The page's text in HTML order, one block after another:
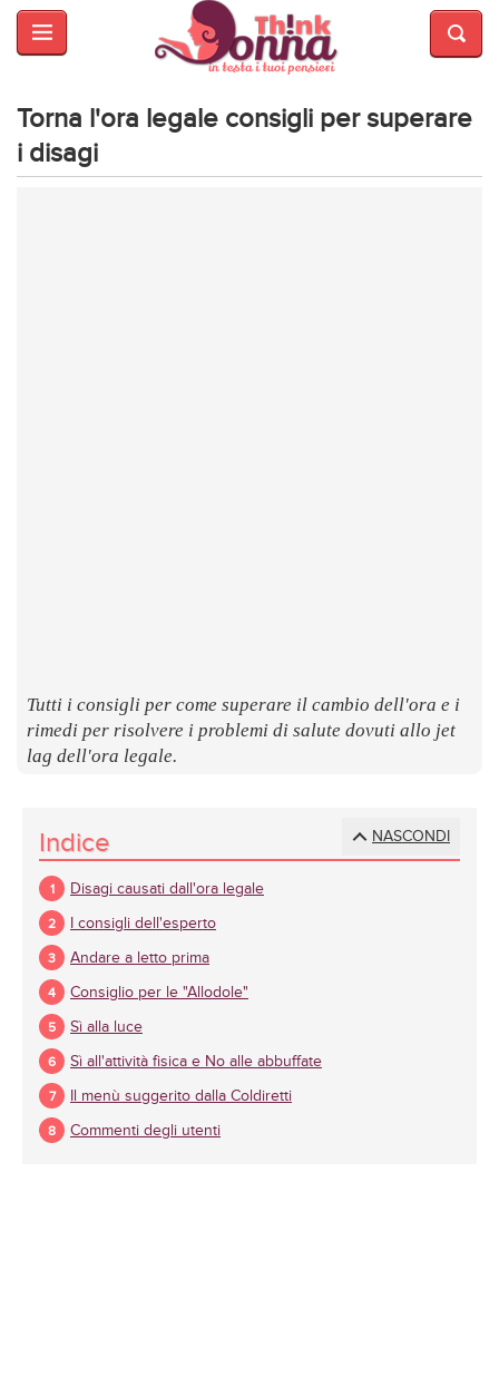
HOME
E
BELLEZZA
MODA
Torna l'ora legale consigli per superare
i disagi
Tutti i consigli per come superare il cambio dell'ora e i
rimedi per risolvere i problemi di salute dovuti allo jet
lag dell'ora legale.
NASCONDI
Indice
Disagi causati dall'ora legale
I consigli dell'esperto
Andare a letto prima
Consiglio per le "Allodole"
Sì alla luce
Sì all'attività fisica e No alle abbuffate
Il menù suggerito dalla Coldiretti
Commenti degli utenti